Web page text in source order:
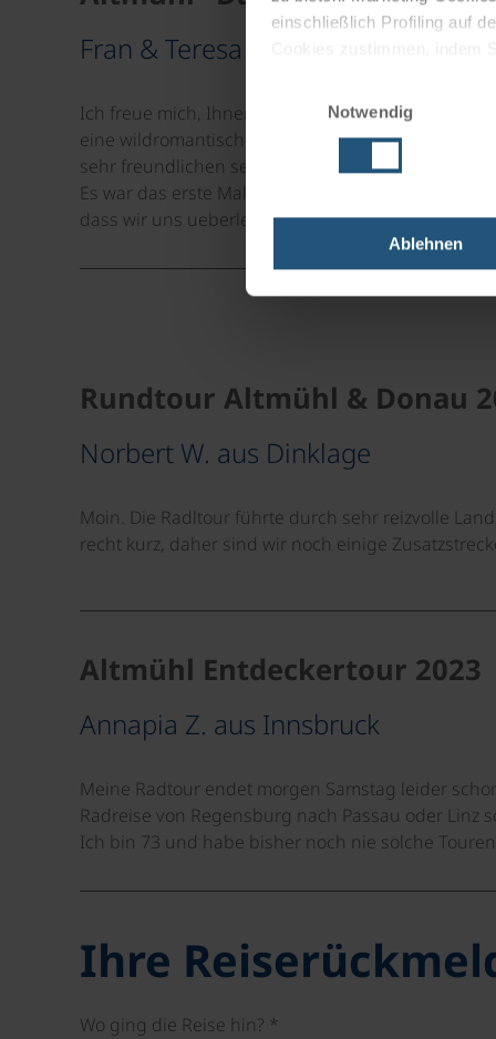
einschließlich Profiling auf
Impressum Datenschutz
Notwendig
Ablehnen
Fran & Teresa G. aus Kissing
Ich freue mich, Ihnen mitteilen zu koennen, dass
eine wildromantische Landschaft, sehr
sehr freundlichen serbischen Mitarbeiter von
Es war das erste Mal, dass wir eine organisierte
dass wir uns ueberlegen, naechstes Jahr wieder
Rundtour Altmühl & Donau
Norbert W. aus Dinklage
Moin. Die Radltour führte durch sehr reizvolle
recht kurz, daher sind wir noch einige
Altmühl Entdeckertour 2023
Annapia Z. aus Innsbruck
Meine Radtour endet morgen Samstag leider
Radreise von Regensburg nach Passau oder Linz
Ich bin 73 und habe bisher noch nie solche
Ihre
Wo ging die Reise hin? *